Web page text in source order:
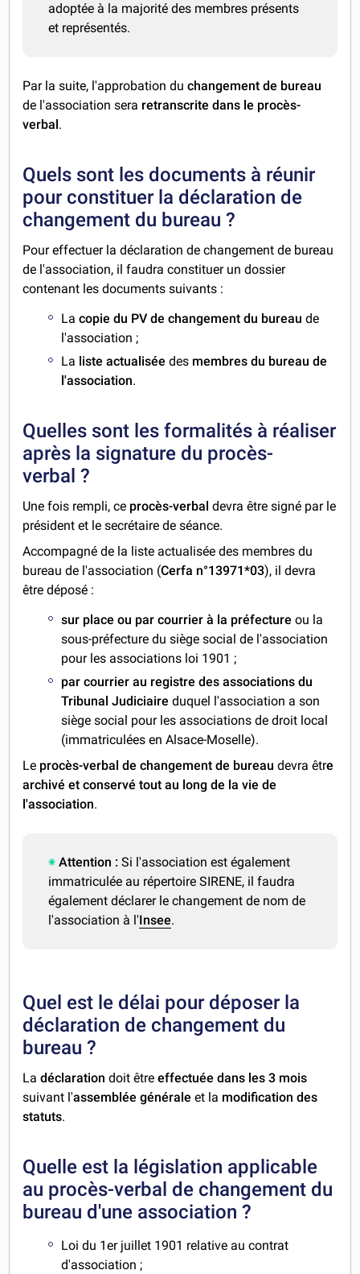
adoptée à la majorité des membres présents
et représentés.
Par la suite, l'approbation duchangement de bureau
de l'association sera retranscrite dans le procès-
verbal .
Quels sont les documents à réunir
pour constituer la déclaration de
changement du bureau ?
Pour effectuer la déclaration de changement de bureau
de l'association, il faudra constituer un dossier
contenant les documents suivants :
La copie du PV de changement du bureaude
l'association ;
La liste actualiséedes membres du bureau de
l'association.
Quelles sont les formalités à réaliser
après la signature du procès-
verbal ?
Une fois rempli, ce procès-verbal devra être signé par le
président et le secrétaire de séance.
Accompagné de la liste actualisée des membres du
bureau de l'association (Cerfa n°13971*03), il devra
être déposé :
sur place ou par courrier à la préfectureou la
sous-préfecture du siège social de l'association
pour les associations loi 1901 ;
par courrier au registre des associations du
Tribunal Judiciaireduquel l'association a son
siège social pour les associations de droit local
(immatriculées en Alsace-Moselle).
Le procès-verbal de changement de bureaudevra être
archivé et conservé tout au long de la vie de
l'association.
Attention :Si l'association est également
immatriculée au répertoire SIRENE, il faudra
également déclarer le changement de nom de
l'association à l'Insee.
Quel est le délai pour déposer la
déclaration de changement du
bureau ?
Ladéclaration doit être effectuée dans les 3 mois
suivant l'assemblée généraleet la modification des
statuts.
Quelle est la législation applicable
au procès-verbal de changement du
bureau d'une association ?
Loi du 1er juillet 1901 relative au contrat
d'association ;